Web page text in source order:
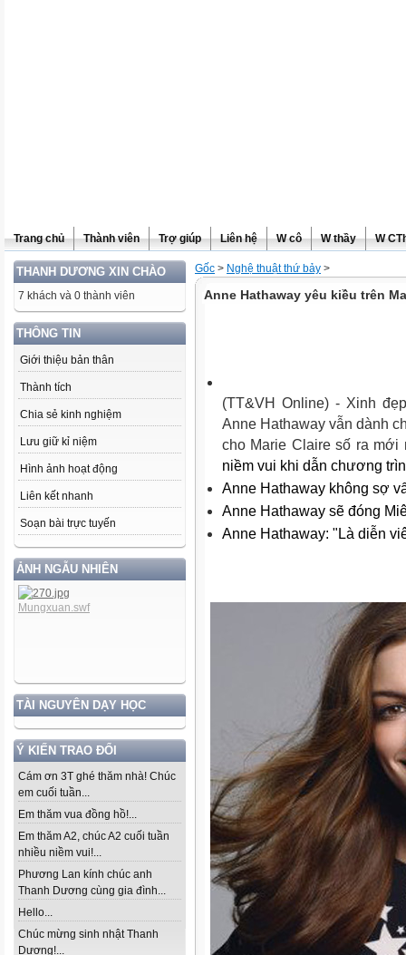
Trang chủ Thành viên Trợ giúp Liên hệ W cô W thầy W
THANH DƯƠNG XIN CHÀO
7 khách và 0 thành viên
THÔNG TIN
Giới thiệu bản thân
Thành tích
Chia sẻ kinh nghiệm
Lưu giữ kỉ niệm
Hình ảnh hoạt động
Liên kết nhanh
Soạn bài trực tuyến
ẢNH NGẪU NHIÊN
TÀI NGUYÊN DẠY HỌC
Ý KIẾN TRAO ĐỔI
Cám ơn 3T ghé thăm nhà! Chúc
em cuối tuần...
Em thăm vua đồng hồ!...
Em thăm A2, chúc A2 cuối tuần
nhiều niềm vui!...
Phương Lan kính chúc anh
Thanh Dương cùng gia đình...
Hello...
Chúc mừng sinh nhật Thanh
Dương!...
Gốc > Nghệ thuật thứ bảy >
Anne Hathaway yêu kiều trên
(TT&VH Online) - Xinh
Anne Hathaway vẫn dành
cho Marie Clairesố ra mới
niềm vui khi dẫn chương
Anne Hathaway không sợ
Anne Hathaway sẽ đóng
Anne Hathaway: "Là diễn